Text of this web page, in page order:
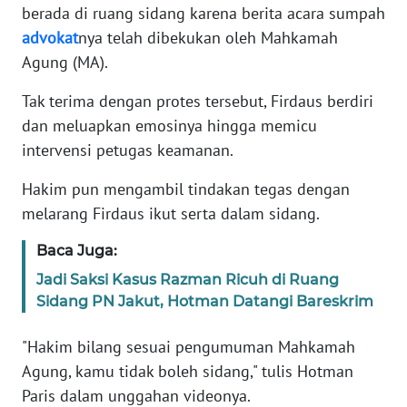
berada di ruang sidang karena berita acara sumpah
advokatnya telah dibekukan oleh Mahkamah
Agung (MA).
Tak terima dengan protes tersebut, Firdaus berdiri
dan meluapkan emosinya hingga memicu
intervensi petugas keamanan.
Hakim pun mengambil tindakan tegas dengan
melarang Firdaus ikut serta dalam sidang.
Baca Juga:
Jadi Saksi Kasus Razman Ricuh di Ruang
Sidang PN Jakut, Hotman Datangi Bareskrim
"Hakim bilang sesuai pengumuman Mahkamah
Agung, kamu tidak boleh sidang," tulis Hotman
Paris dalam unggahan videonya.
Wahana
News
Regional
WN
SUMUT
JAKARTA
WN
JABAR
WN
WN
NTT